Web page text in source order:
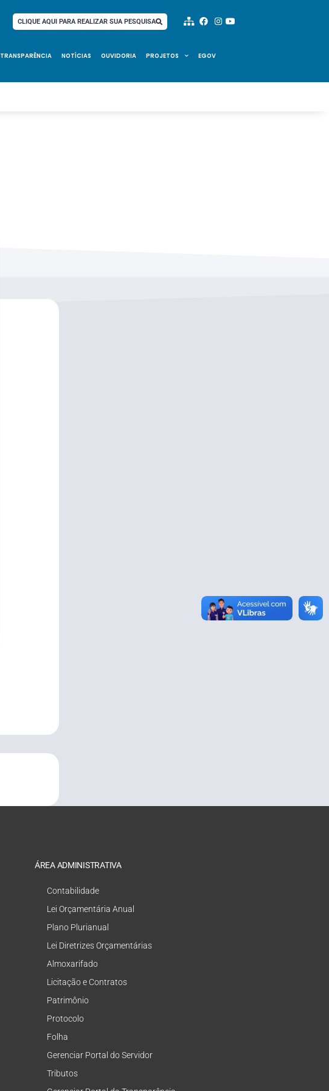
CLIQUE AQUI PARA REALIZAR SUA PESQUISA
TRANSPARÊNCIA NOTÍCIAS OUVIDORIA PROJETOS EGOV
ÁREA ADMINISTRATIVA
Contabilidade
Lei Orçamentária Anual
Plano Plurianual
Lei Diretrizes Orçamentárias
Almoxarifado
Licitação e Contratos
Patrimônio
Protocolo
Folha
Gerenciar Portal do Servidor
Tributos